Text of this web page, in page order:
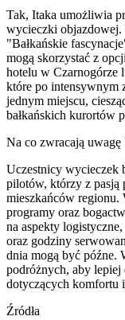
Tak, Itaka umożliwia
wycieczki
"Bałkańskie
mogą skorzystać z
hotelu w Czarnogórze
które po intensywnym
jednym miejscu,
bałkańskich kurortów
Na co zwracają
Uczestnicy wycieczek
pilotów, którzy z pasją
mieszkańców
programy oraz
na aspekty
oraz godziny
dnia mogą być późne.
podróżnych, aby lepiej
dotyczących komfortu
Źródła